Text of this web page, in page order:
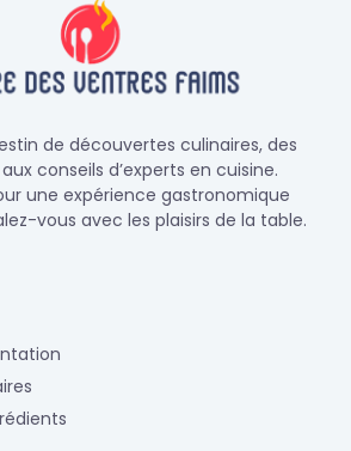
de découvertes culinaires, des
conseils d’experts en cuisine.
une expérience gastronomique
vous avec les plaisirs de la table.